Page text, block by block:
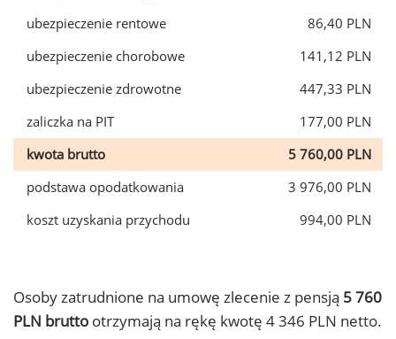
ubezpieczenie rentowe
86,40 PLN
ubezpieczenie chorobowe
141,12 PLN
ubezpieczenie zdrowotne
447,33 PLN
zaliczka na PIT
177,00 PLN
kwota brutto
5 760,00 PLN
podstawa opodatkowania
3 976,00 PLN
koszt uzyskania przychodu
994,00 PLN
Osoby zatrudnione na umowę zlecenie z pensją 5 760
PLN brutto otrzymają na rękę kwotę 4 346 PLN netto.